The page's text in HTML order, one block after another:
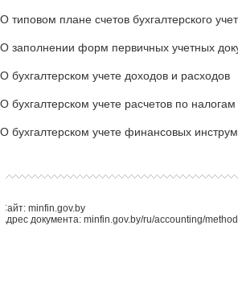
О типовом плане счетов бухгалтерского
О заполнении форм первичных учетных
О бухгалтерском учете доходов и расходов
О бухгалтерском учете расчетов по налогам
О бухгалтерском учете финансовых
Сайт: minfin.gov.by
Адрес документа: minfin.gov.by/ru/accounting/